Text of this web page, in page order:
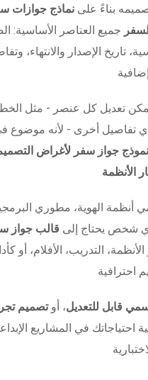
بناءً علىنماذج جوازات
جميع العناصر الأساسية:
تاريخ الإصدار والانتهاء،
تعديل كل عنصر - مثل
وأي تفاصيل أخرى - لأنه موضوع
نموذج جواز سفر لأغراض
الأنظمة
أنظمة الهوية، مطوري
شخص يحتاج إلى قالب جواز
التدريب، الأفلام، أو
قابل للتعديل، أوتصميم
احتياجاتك في المشاريع